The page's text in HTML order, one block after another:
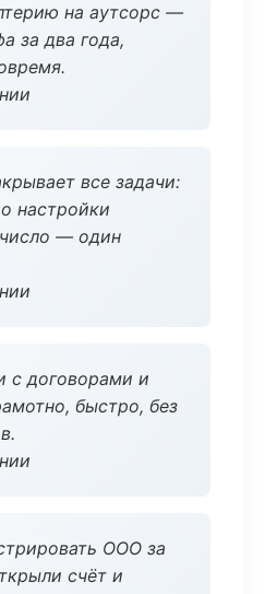
на аутсорс —
за два года,
все задачи:
настройки
— один
с договорами и
быстро, без
ООО за
счёт и